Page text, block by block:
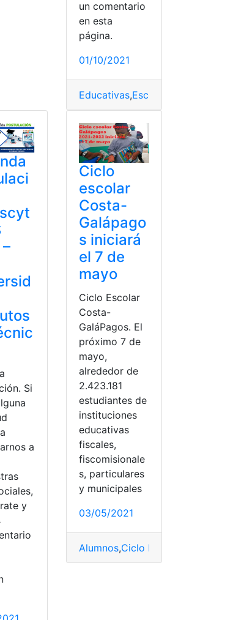
un comentario
en esta
página.
01/10/2021
Educativas,Escolaridad inconclusa
Si
a
y
Ciclo
escolar
Costa-
Galápago
s iniciará
el 7 de
mayo
Ciclo Escolar
Costa-
GaláPagos. El
próximo 7 de
mayo,
alrededor de
2.423.181
estudiantes de
instituciones
educativas
fiscales,
fiscomisionale
s, particulares
y municipales
03/05/2021
Alumnos,Ciclo Básico